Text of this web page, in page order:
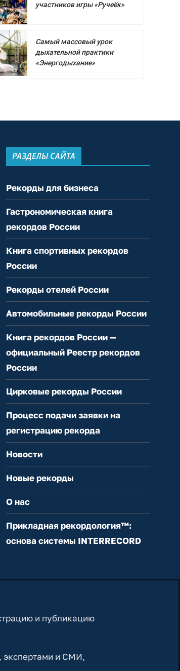
участников игры «Ручеёк»
Самый массовый урок
дыхательной практики
«Энергодыхание»
РАЗДЕЛЫ САЙТА
Рекорды для бизнеса
Гастрономическая книга
рекордов России
Книга спортивных рекордов
России
Рекорды отелей России
Автомобильные рекорды России
Книга рекордов России —
официальный Реестр рекордов
России
Цирковые рекорды России
Процесс подачи заявки на
регистрацию рекорда
Новости
Новые рекорды
О нас
Прикладная рекордология™:
основа системы INTERRECORD
и публикацию
экспертами и СМИ,